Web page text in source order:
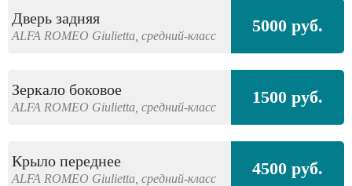
Дверь задняя
ALFA ROMEO Giulietta, средний-класс 5000 руб.
Зеркало боковое
ALFA ROMEO Giulietta, средний-класс 1500 руб.
Крыло переднее
ALFA ROMEO Giulietta, средний-класс 4500 руб.